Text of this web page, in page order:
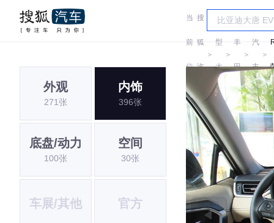
当
前
位
置:
搜
狐
汽
＞
车
型
大
全
＞
丰
田
＞
一
汽
丰
田
＞
外观
271张
内饰
396张
底盘/动力
100张
空间
30张
车展/其他 官方